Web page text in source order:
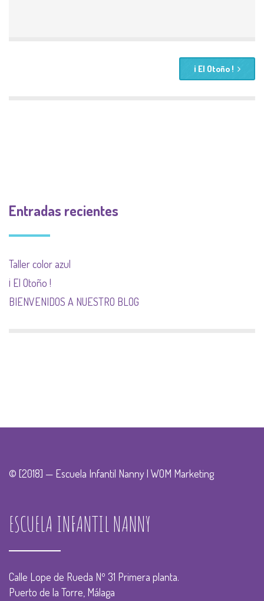
¡ El Otoño !
Entradas recientes
Taller color azul
¡ El Otoño !
BIENVENIDOS A NUESTRO BLOG
© [2018] — Escuela Infantil Nanny | WOM Marketing
ESCUELA INFANTIL NANNY
Calle Lope de Rueda Nº 31 Primera planta.
Puerto de la Torre, Málaga